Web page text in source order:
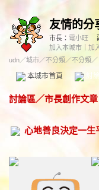
友情的分
市長： 電小旺
加入本城市
加
udn／城市／不分類 ／不分類 ／
本城市首頁 討
討論區／市長創作文章
心地善良決定一生